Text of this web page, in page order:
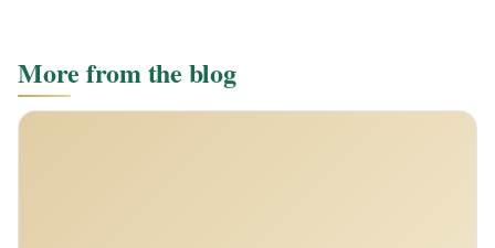
More from the blog